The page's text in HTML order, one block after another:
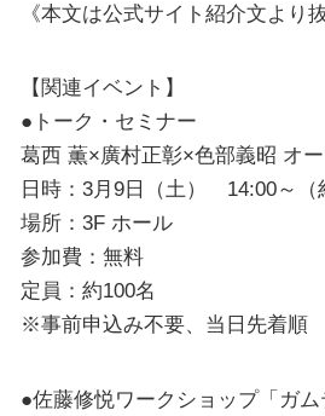
《本文は公式サイト紹介文より抜
【関連イベント】
●トーク・セミナー
葛西 薫×廣村正彰×色部義昭 オ
日時：3月9日（土） 14:00～（
場所：3F ホール
参加費：無料
定員：約100名
※事前申込み不要、当日先着順
●佐藤修悦ワークショップ「ガ